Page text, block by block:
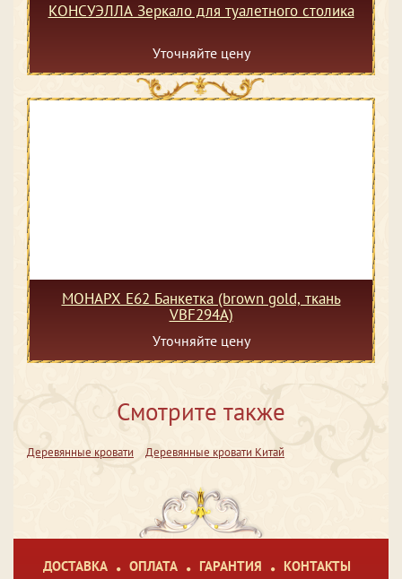
КОНСУЭЛЛА Зеркало для туалетного столика
Уточняйте цену
МОНАРХ Е62 Банкетка (brown gold, ткань
VBF294A)
Уточняйте цену
Смотрите также
Деревянные кровати Деревянные кровати Китай
ДОСТАВКА ОПЛАТА ГАРАНТИЯ КОНТАКТЫ